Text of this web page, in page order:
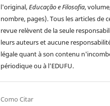
l'original,Educação e Filosofia,
nombre, pages). Tous les articles de
revue relèvent de la seule
leurs auteurs et aucune
légale quant à son contenu
périodique ou à l’EDUFU.
Como Citar